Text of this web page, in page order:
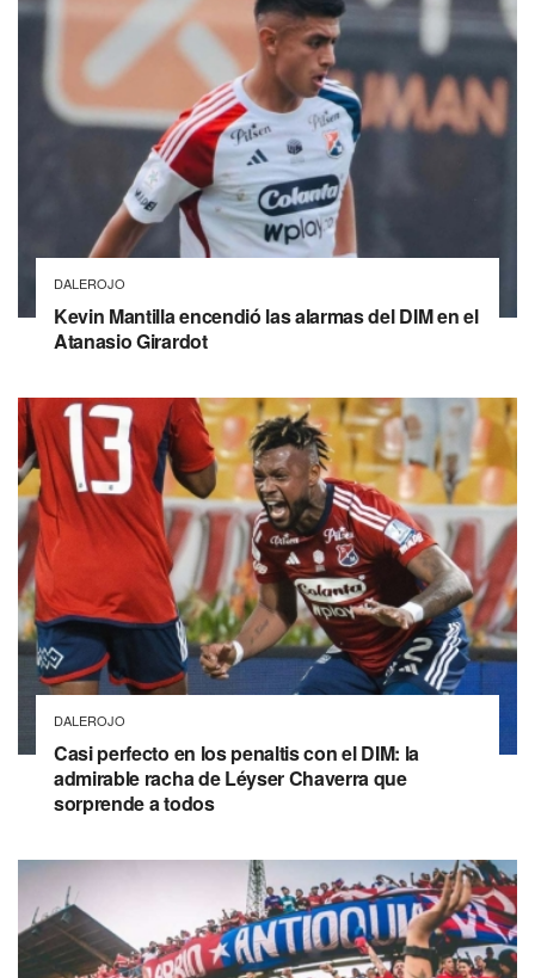
DALEROJO
Kevin Mantilla encendió las alarmas del DIM en el
Atanasio Girardot
DALEROJO
Casi perfecto en los penaltis con el DIM: la
admirable racha de Léyser Chaverra que
sorprende a todos